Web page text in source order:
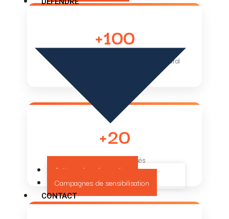
Actions de préservation
Campagnes de sensibilisation
CONTACT
+100
bâtiments inscrits au patrimoine architectural
+20
partenaires mobilisés